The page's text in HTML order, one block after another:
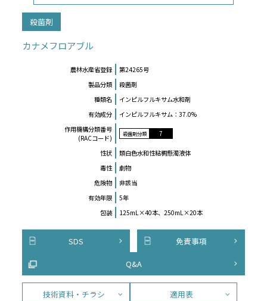
殺菌剤
カナメフロアブル
農林水産省登録
第24265号
製品分類
殺菌剤
種類名
インピルフルキサム水和剤
有効成分
インピルフルキサム：37.0%
作⽤機構分類番号
(RACコード)
殺菌剤分類 7
性状
類白色水和性粘稠懸濁液体
毒性
劇物
危険物
非該当
有効年限
5年
包装
125mL×40本、250mL×20本
SDS 免責事項
Q&A
技術資料・チラシ 適用表